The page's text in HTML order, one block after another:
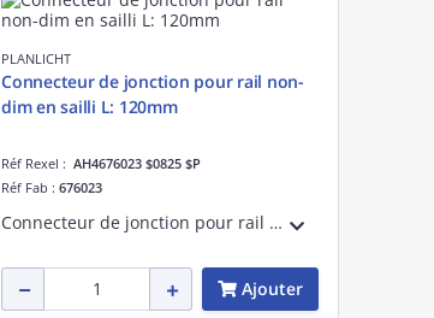
PLANLICHT
Connecteur de jonction pour rail non-
dim en sailli L: 120mm
Réf Rexel : AH4676023 $0825 $P
Réf Fab : 676023
Connecteur de jonction pour rail non-dim en sailliL: 120mm
Ajouter